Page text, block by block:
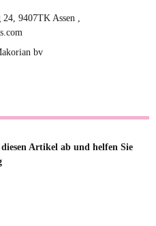
9407TK Assen ,
bv
Artikel ab und helfen Sie